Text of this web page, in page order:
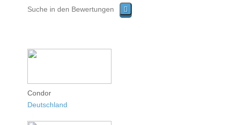
Condor
Deutschland